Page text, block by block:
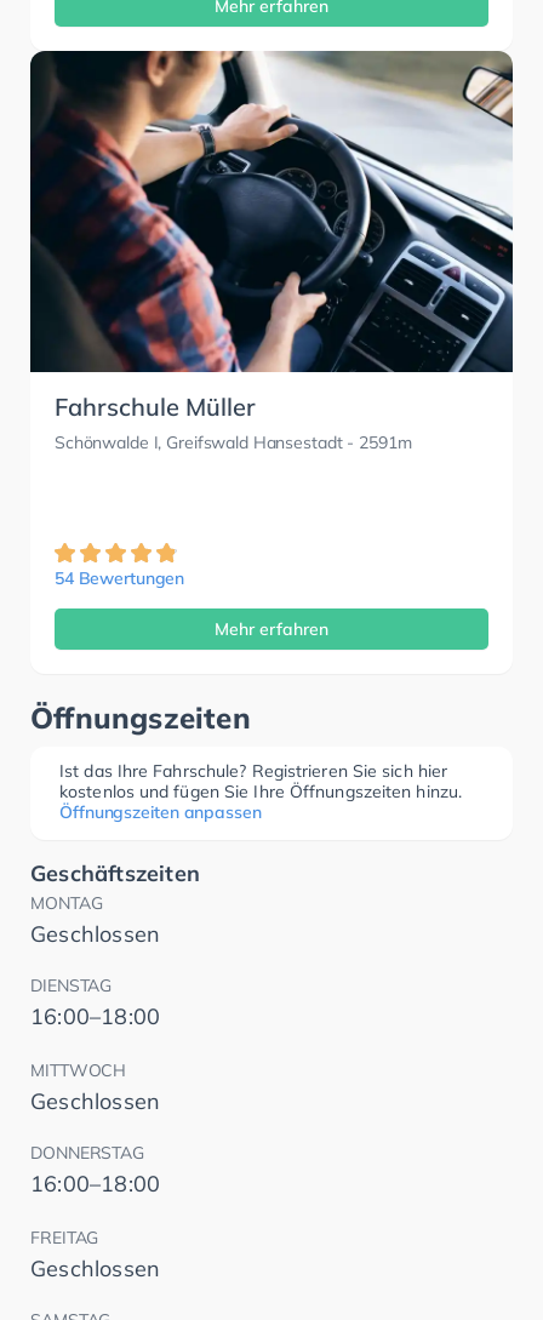
Mehr erfahren
Fahrschule Müller
Schönwalde I, Greifswald Hansestadt- 2591m
54 Bewertungen
Mehr erfahren
Öffnungszeiten
Ist das Ihre Fahrschule? Registrieren Sie sich hier
kostenlos und fügen Sie Ihre Öffnungszeiten hinzu.
Öffnungszeiten anpassen
Geschäftszeiten
MONTAG
Geschlossen
DIENSTAG
16:00–18:00
MITTWOCH
Geschlossen
DONNERSTAG
16:00–18:00
FREITAG
Geschlossen